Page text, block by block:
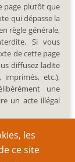
les
ce site
page plutôt que
qui dépasse la
règle générale,
Si vous
de cette page
diffusez ladite
etc.),
une
un acte illégal